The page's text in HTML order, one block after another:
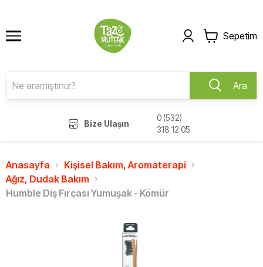
Sepetim
Ara
Bize Ulaşın
0 (532)
318 12 05
Anasayfa
Kişisel Bakım, Aromaterapi
Ağız, Dudak Bakım
Humble Diş Fırçası Yumuşak - Kömür